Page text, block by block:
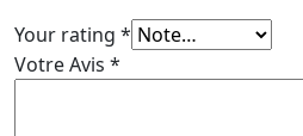
Your rating *
Votre Avis *